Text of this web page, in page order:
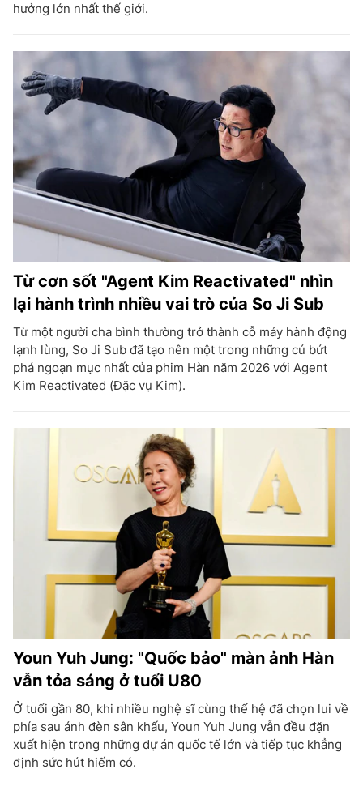
hưởng lớn nhất thế giới.
Từ cơn sốt "Agent Kim Reactivated" nhìn
lại hành trình nhiều vai trò của So Ji Sub
Từ một người cha bình thường trở thành cỗ máy hành động
lạnh lùng, So Ji Sub đã tạo nên một trong những cú bứt
phá ngoạn mục nhất của phim Hàn năm 2026 với Agent
Kim Reactivated (Đặc vụ Kim).
Youn Yuh Jung: "Quốc bảo" màn ảnh Hàn
vẫn tỏa sáng ở tuổi U80
Ở tuổi gần 80, khi nhiều nghệ sĩ cùng thế hệ đã chọn lui về
phía sau ánh đèn sân khấu, Youn Yuh Jung vẫn đều đặn
xuất hiện trong những dự án quốc tế lớn và tiếp tục khẳng
định sức hút hiếm có.